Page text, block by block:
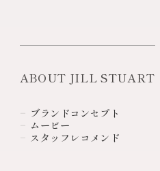
ABOUT JILL STUART
ブランドコンセプト
ムービー
スタッフレコメンド